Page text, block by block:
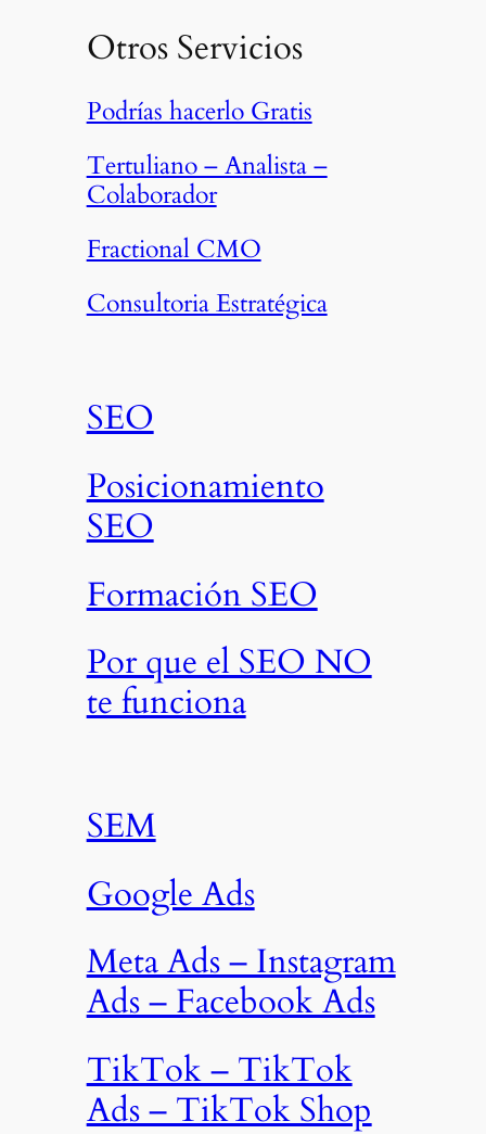
Otros Servicios
Podrías hacerlo Gratis
Tertuliano – Analista –
Colaborador
Fractional CMO
Consultoria Estratégica
SEO
Posicionamiento
SEO
Formación SEO
Por que el SEO NO
te funciona
SEM
Google Ads
Meta Ads – Instagram
Ads – Facebook Ads
TikTok – TikTok
Ads – TikTok Shop